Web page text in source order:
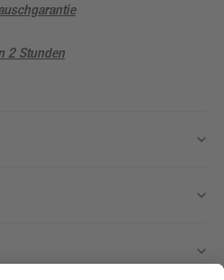
2 Stunden